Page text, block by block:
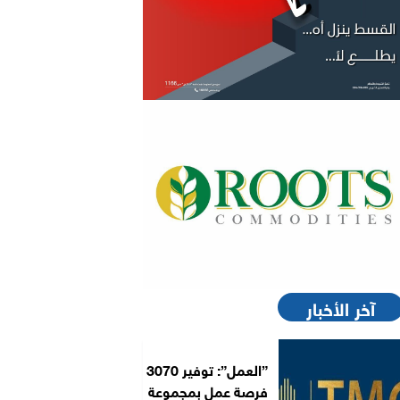
آخر الأخبار
”العمل”: توفير 3070
فرصة عمل بمجموعة